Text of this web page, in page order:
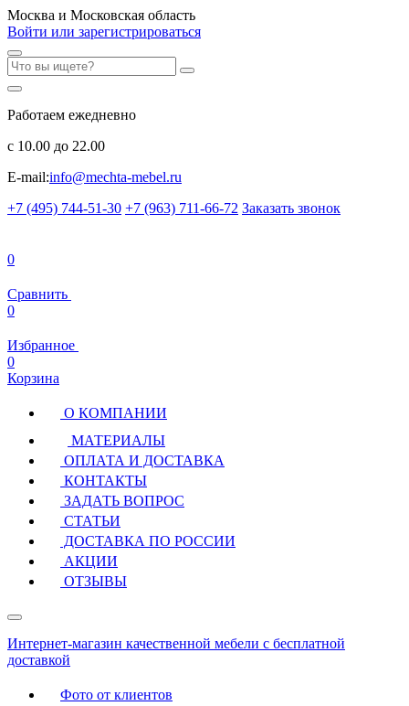
Москва и Московская область
Войти или зарегистрироваться
Работаем ежедневно
с 10.00 до 22.00
E-mail:info@mechta-mebel.ru
+7 (495) 744-51-30 +7 (963) 711-66-72 Заказать звонок
0
Сравнить
0
Избранное
0
Корзина
О КОМПАНИИ
МАТЕРИАЛЫ
ОПЛАТА И ДОСТАВКА
КОНТАКТЫ
ЗАДАТЬ ВОПРОС
СТАТЬИ
ДОСТАВКА ПО РОССИИ
АКЦИИ
ОТЗЫВЫ
Интернет-магазин качественной мебели с бесплатной
доставкой
Фото от клиентов